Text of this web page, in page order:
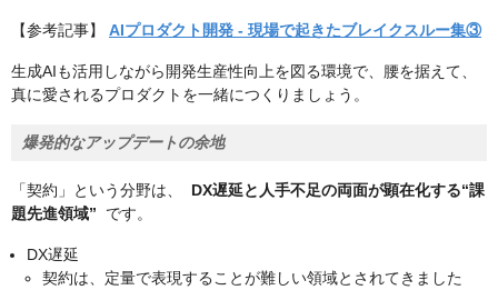
【参考記事】 AIプロダクト開発 - 現場で起きたブレイクスルー集③
生成AIも活用しながら開発生産性向上を図る環境で、腰を据えて、
真に愛されるプロダクトを一緒につくりましょう。
爆発的なアップデートの余地
「契約」という分野は、 DX遅延と人手不足の両面が顕在化する“課
題先進領域” です。
DX遅延
契約は、定量で表現することが難しい領域とされてきました